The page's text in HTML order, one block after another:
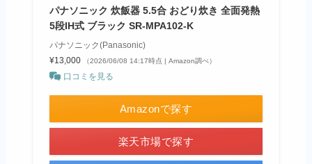
パナソニック 炊飯器 5.5合 おどり炊き 全面発熱
5段IH式 ブラック SR-MPA102-K
パナソニック(Panasonic)
¥13,000
（2026/06/08 14:17時点 | Amazon調べ）
口コミを見る
Amazonで探す
楽天市場で探す